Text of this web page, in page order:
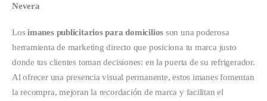
Nevera
Losimanes publicitarios para domicilios son una poderosa
herramienta de marketing directo que posiciona tu marca justo
donde tus clientes toman decisiones: en la puerta de su refrigerador.
Al ofrecer una presencia visual permanente, estos imanes fomentan
la recompra, mejoran la recordación de marca y facilitan el